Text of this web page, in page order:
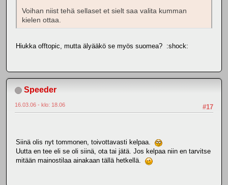
Voihan niist tehä sellaset et sielt saa valita kumman
kielen ottaa.
Hiukka offtopic, mutta älyääkö se myös suomea? :shock:
Speeder
#17
16.03.06 - klo: 18.06
Siinä olis nyt tommonen, toivottavasti kelpaa.
Uutta en tee eli se oli siinä, ota tai jätä. Jos kelpaa niin en tarvitse
mitään mainostilaa ainakaan tällä hetkellä.